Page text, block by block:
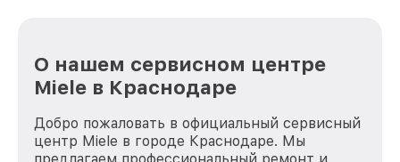
О нашем сервисном центре
Miele в Краснодаре
Добро пожаловать в официальный сервисный
центр Miele в городе Краснодаре. Мы